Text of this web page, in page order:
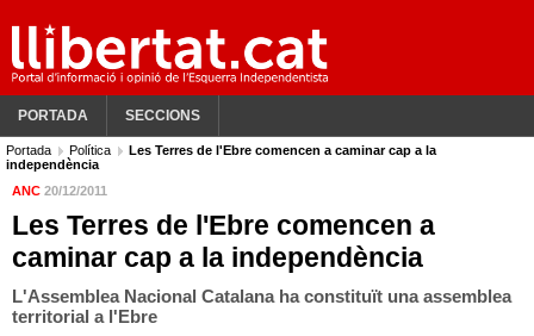
PORTADA SECCIONS
Portada Política
Les Terres de l'Ebre comencen a caminar cap a la
independència
ANC 20/12/2011
Les Terres de l'Ebre comencen a
caminar cap a la independència
L'Assemblea Nacional Catalana ha constituït una assemblea
territorial a l'Ebre